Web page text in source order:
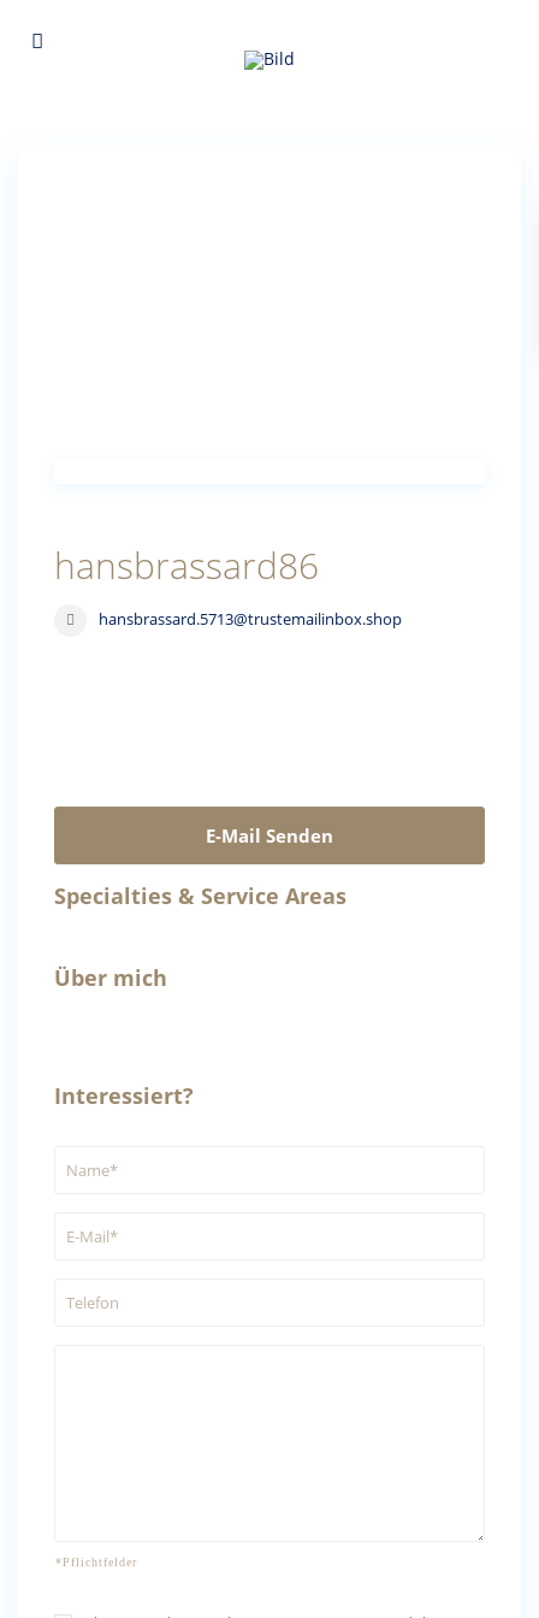
hansbrassard86
hansbrassard.5713@trustemailinbox.shop
E-Mail Senden
Specialties & Service Areas
Über mich
Interessiert?